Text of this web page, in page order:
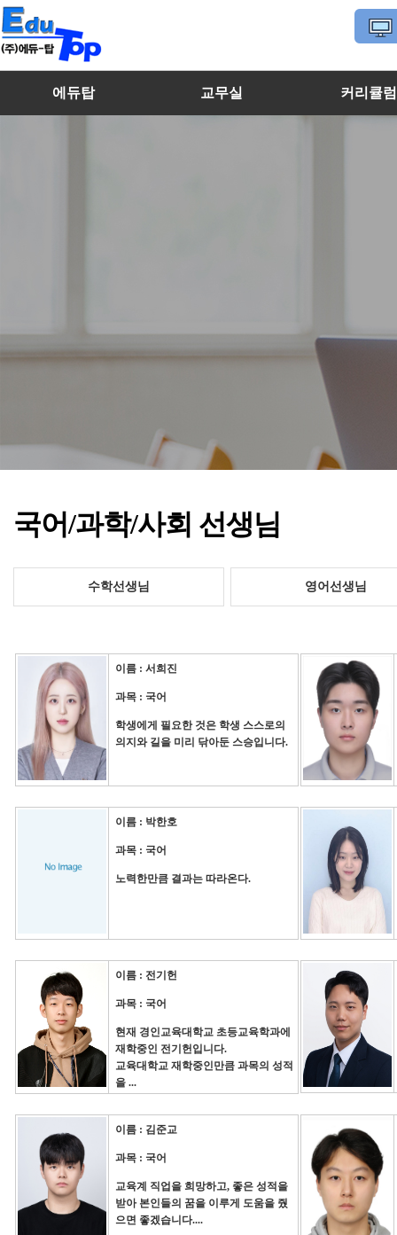
에듀탑 교무실 커리큘럼
국어/과학/사회 선생님
수학선생님 영어선생님
이름 : 서희진
과목 : 국어
학생에게 필요한 것은 학생 스스로의
의지와 길을 미리 닦아둔 스승입니다.
이름 : 박한호
과목 : 국어
노력한만큼 결과는 따라온다.
이름 : 전기헌
과목 : 국어
현재 경인교육대학교 초등교육학과에
재학중인 전기헌입니다.
교육대학교 재학중인만큼 과목의 성적
을 ...
이름 : 김준교
과목 : 국어
교육계 직업을 희망하고, 좋은 성적을
받아 본인들의 꿈을 이루게 도움을 줬
으면 좋겠습니다....